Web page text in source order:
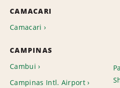
CAMACARI
Camacari
CAMPINAS
Cambui
Campinas Intl. Airport